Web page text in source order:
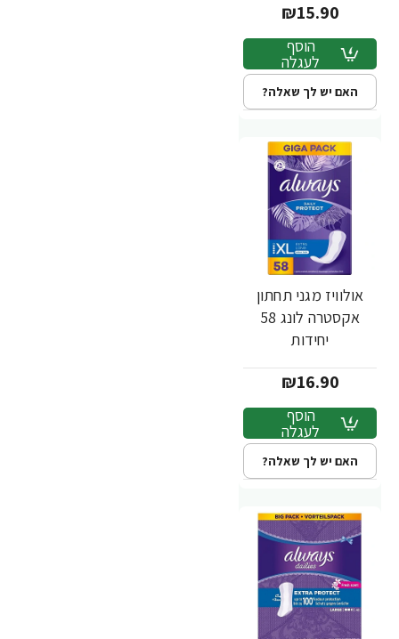
₪15.90
הוסף
לעגלה
האם יש לך שאלה?
אולוויז מגני תחתון
אקסטרה לונג 58
יחידות
₪16.90
הוסף
לעגלה
האם יש לך שאלה?